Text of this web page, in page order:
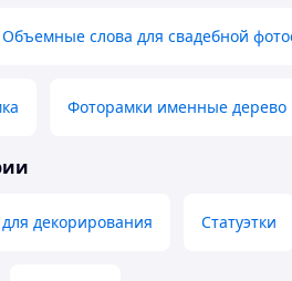
Объемные слова для свадебной
Фоторамки именные дерево
декорирования Статуэтки